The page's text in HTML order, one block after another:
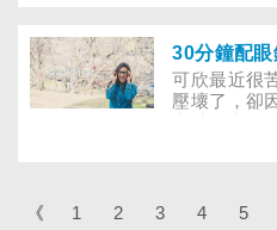
法，也讓世
可欣最近很
壓壞了，卻
發現，不少
光、挑眼鏡
《 1 2 3 4 5